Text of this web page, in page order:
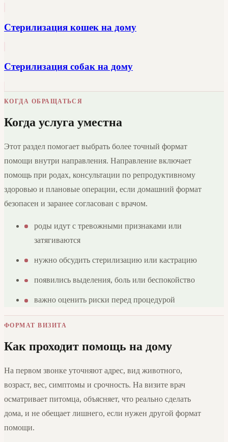
Стерилизация кошек на дому
Стерилизация собак на дому
КОГДА ОБРАЩАТЬСЯ
Когда услуга уместна
Этот раздел помогает выбрать более точный формат
помощи внутри направления. Направление включает
помощь при родах, консультации по репродуктивному
здоровью и плановые операции, если домашний формат
безопасен и заранее согласован с врачом.
роды идут с тревожными признаками или
затягиваются
нужно обсудить стерилизацию или кастрацию
появились выделения, боль или беспокойство
важно оценить риски перед процедурой
ФОРМАТ ВИЗИТА
Как проходит помощь на дому
На первом звонке уточняют адрес, вид животного,
возраст, вес, симптомы и срочность. На визите врач
осматривает питомца, объясняет, что реально сделать
дома, и не обещает лишнего, если нужен другой формат
помощи.